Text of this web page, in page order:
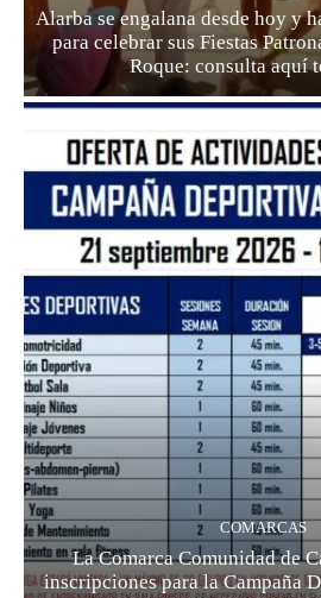
Alarba se engalana desde hoy y
para celebrar sus Fiestas
Roque: consulta aquí
COMARCAS
La Comarca Comunidad de
inscripciones para la Campaña